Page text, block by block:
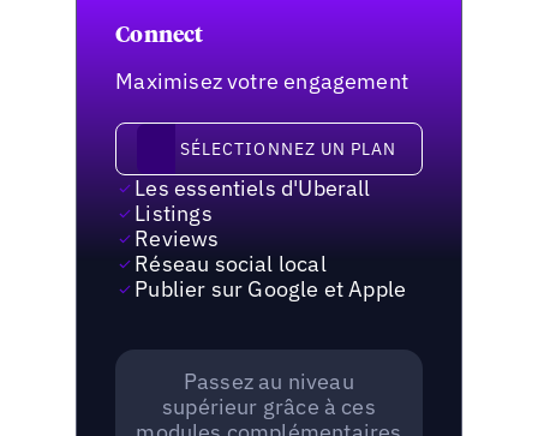
Connect
Maximisez votre engagement
Sélectionnez un plan
SÉLECTIONNEZ UN PLAN
Les essentiels d'Uberall
Listings
Reviews
Réseau social local
Publier sur Google et Apple
Passez au niveau
supérieur grâce à ces